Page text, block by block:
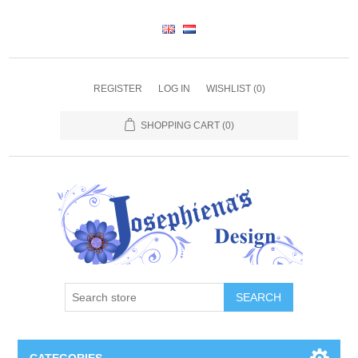
REGISTER LOG IN WISHLIST (0)
SHOPPING CART (0)
SEARCH